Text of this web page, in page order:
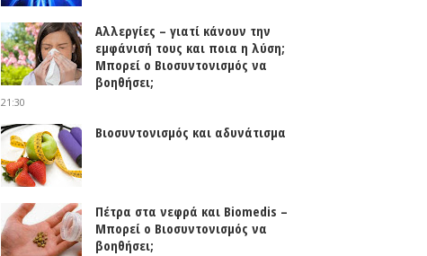
Αλλεργίες – γιατί κάνουν την
εμφάνισή τους και ποια η λύση;
Μπορεί ο Βιοσυντονισμός να
βοηθήσει;
21:30
Βιοσυντονισμός και αδυνάτισμα
Πέτρα στα νεφρά και Biomedis –
Μπορεί ο Βιοσυντονισμός να
βοηθήσει;